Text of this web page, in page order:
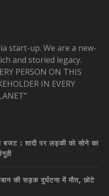
start-up. We are a new-
and storied legacy.
PERSON ON THIS
IN EVERY
बजट : शादी पर लड़की को सोने का
की सड़क दुर्घटना में मौत, छोटे